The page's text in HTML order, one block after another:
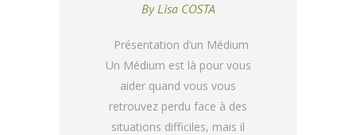
ByLisa COSTA
Présentation d’un Médium
Un Médium est là pour vous
aider quand vous vous
retrouvez perdu face à des
situations difficiles, mais il